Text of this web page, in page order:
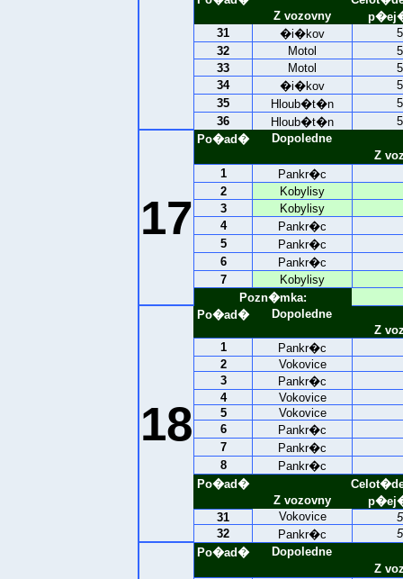
Z vozovny
31
�i�kov
32
Motol
33
Motol
34
�i�kov
35
Hloub�t�n
36
Hloub�t�n
17
Po�ad�
Dopoledne
Z
1
Pankr�c
2
Kobylisy
3
Kobylisy
4
Pankr�c
5
Pankr�c
6
Pankr�c
7
Kobylisy
Pozn�mka:
18
Po�ad�
Dopoledne
Z
1
Pankr�c
2
Vokovice
3
Pankr�c
4
Vokovice
5
Vokovice
6
Pankr�c
7
Pankr�c
8
Pankr�c
Po�ad�
Z vozovny
31
Vokovice
32
Pankr�c
Po�ad�
Dopoledne
Z